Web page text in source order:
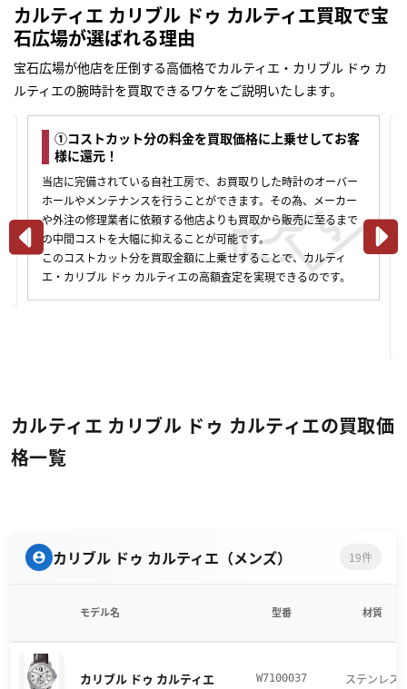
カルティエ カリブル ドゥ カルティエ買取で宝
石広場が選ばれる理由
宝石広場が他店を圧倒する高価格でカルティエ・カリブル ドゥ カ
ルティエの腕時計を買取できるワケをご説明いたします。
①コストカット分の料金を買取価格に上乗せしてお客
様に還元！
当店に完備されている自社工房で、お買取りした時計のオーバー
ホールやメンテナンスを行うことができます。その為、メーカー
や外注の修理業者に依頼する他店よりも買取から販売に至るまで
の中間コストを大幅に抑えることが可能です。
このコストカット分を買取金額に上乗せすることで、カルティ
エ・カリブル ドゥ カルティエの高額査定を実現できるのです。
カルティエ カリブル ドゥ カルティエの買取価
格一覧
カリブル ドゥ カルティエ（メンズ） 19件
モデル名 型番 材質
カリブル ドゥ カルティエ W7100037 ステンレス